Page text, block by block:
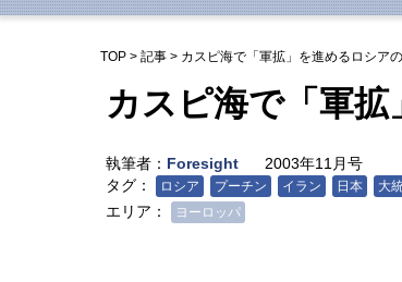
TOP > 記事 > カスピ海で「軍拡」を進めるロシア
カスピ海で「軍
執筆者： Foresight
2003年11月号
タグ：
ロシア プーチン イラン 日本 大
エリア： ヨーロッパ